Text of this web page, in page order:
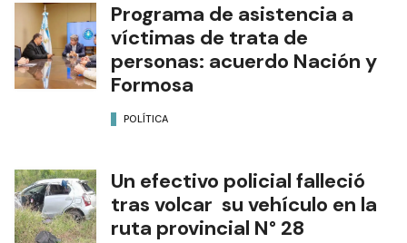
Programa de asistencia a
víctimas de trata de
personas: acuerdo Nación y
Formosa
POLÍTICA
Un efectivo policial falleció
tras volcar su vehículo en la
ruta provincial N° 28